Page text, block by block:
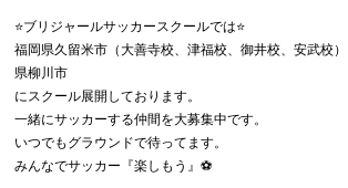
⭐️ブリジャールサッカースクールでは⭐️
福岡県久留米市（大善寺校、津福校、御井校、安武校
県柳川市
にスクール展開しております。
一緒にサッカーする仲間を大募集中です。
いつでもグラウンドで待ってます。
みんなでサッカー『楽しもう』⚽️